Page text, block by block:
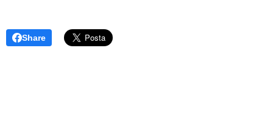
Share